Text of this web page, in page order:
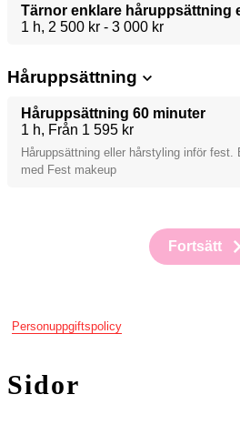
Tärnor enklare håruppsättning
1 h 2 500 kr - 3 000 kr
Håruppsättning
Håruppsättning 60 minuter
1 h
Från 1 595 kr
Håruppsättning eller hårstyling inför fest.
med Fest makeup
Fortsätt
Personuppgiftspolicy
Sidor